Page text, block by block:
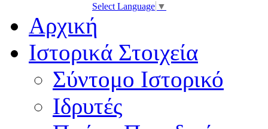
Select Language ▼
Αρχική
Ιστορικά Στοιχεία
Σύντομο Ιστορικό
Ιδρυτές